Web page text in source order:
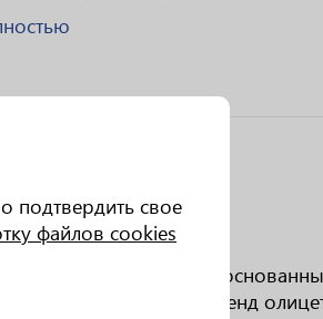
подтвердить свое
файлов cookies
итальянский дом моды,
и Стефано Габбана. Бренд